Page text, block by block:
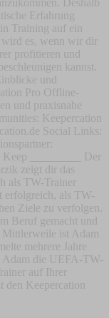
Deshalb
Erfahrung
Training auf ein
es, wenn wir dir
profitieren und
kannst.
und
Pro Offline-
und praxisnahe
⁠⁠⁠⁠⁠⁠⁠⁠⁠⁠⁠⁠⁠⁠⁠⁠⁠⁠⁠⁠⁠⁠⁠⁠⁠⁠⁠⁠⁠⁠⁠⁠⁠⁠⁠⁠⁠Keepercation
Social Links:
_________ Der
zeigt dir das
als TW-Trainer
erfolgreich, als TW-
Ziele zu verfolgen.
Beruf gemacht und
Mittlerweile ist Adam
mehrere Jahre
Adam die UEFA-TW-
auf Ihrer
Keepercation